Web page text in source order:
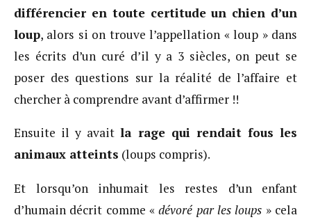
différencier en toute certitude un chien d’un
loup, alors si on trouve l’appellation « loup » dans
les écrits d’un curé d’il y a 3 siècles, on peut se
poser des questions sur la réalité de l’affaire et
chercher à comprendre avant d’affirmer !!
Ensuite il y avaitla rage qui rendait fous les
animaux atteints (loups compris).
Et lorsqu’on inhumait les restes d’un enfant
d’humain décrit comme «dévoré par les loups » cela